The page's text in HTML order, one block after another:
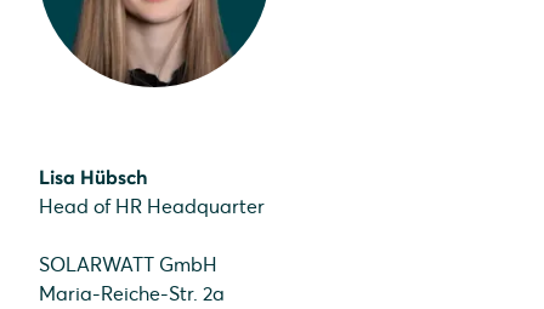
Lisa Hübsch
Head of HR Headquarter
SOLARWATT GmbH
Maria-Reiche-Str. 2a